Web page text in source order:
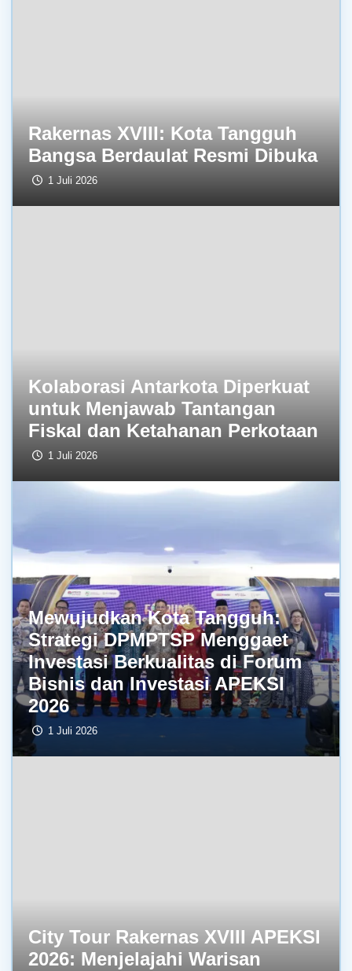
Rakernas XVIII: Kota Tangguh
Bangsa Berdaulat Resmi Dibuka
1 Juli 2026
Kolaborasi Antarkota Diperkuat
untuk Menjawab Tantangan
Fiskal dan Ketahanan Perkotaan
1 Juli 2026
Mewujudkan Kota Tangguh:
Strategi DPMPTSP Menggaet
Investasi Berkualitas di Forum
Bisnis dan Investasi APEKSI
2026
1 Juli 2026
City Tour Rakernas XVIII APEKSI
2026: Menjelajahi Warisan